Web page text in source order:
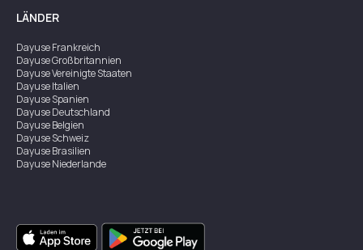
LÄNDER
DayuseFrankreich
DayuseGroßbritannien
DayuseVereinigte Staaten
DayuseItalien
DayuseSpanien
DayuseDeutschland
DayuseBelgien
DayuseSchweiz
DayuseBrasilien
DayuseNiederlande
DayuseSingapur
DayuseZweden